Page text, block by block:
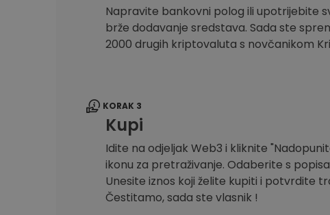
Napravite bankovni polog ili upotrijebite
brže dodavanje sredstava. Sada ste
2000 drugih kriptovaluta s novčanikom
KORAK 3
Kupi
Idite na odjeljak Web3 i kliknite
ikonu za pretraživanje. Odaberite s
Unesite iznos koji želite kupiti i potvrdite
Čestitamo, sada ste vlasnik !